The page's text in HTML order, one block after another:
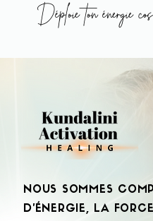
Déploie ton énergie
NOUS SOMMES
D'ÉNERGIE, LA FORCE